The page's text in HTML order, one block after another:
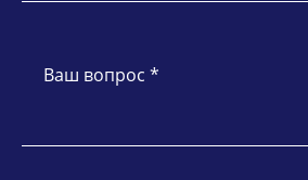
Ваш вопрос *